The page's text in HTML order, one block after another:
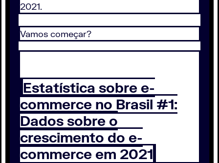
2021.
Vamos começar?
Estatística sobre e-
commerce no Brasil #1:
Dados sobre o
crescimento do e-
commerce em 2021